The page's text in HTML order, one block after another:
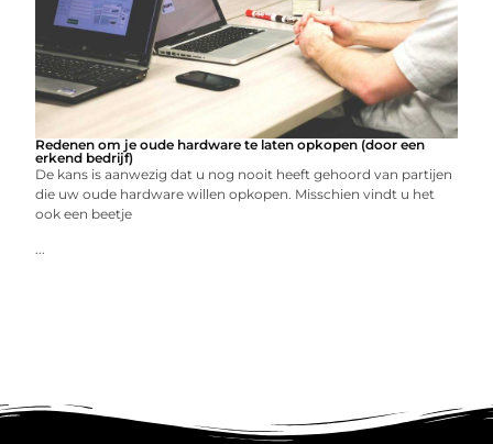
Redenen om je oude hardware te laten opkopen (door een
erkend bedrijf)
De kans is aanwezig dat u nog nooit heeft gehoord van partijen
die uw oude hardware willen opkopen. Misschien vindt u het
ook een beetje
...